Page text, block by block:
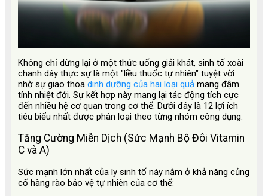
Không chỉ dừng lại ở một thức uống giải khát, sinh tố xoài
chanh dây thực sự là một "liều thuốc tự nhiên" tuyệt vời
nhờ sự giao thoa dinh dưỡng của hai loại quả mang đậm
tính nhiệt đới. Sự kết hợp này mang lại tác động tích cực
đến nhiều hệ cơ quan trong cơ thể. Dưới đây là 12 lợi ích
tiêu biểu nhất được phân loại theo từng nhóm công dụng.
Tăng Cường Miễn Dịch (Sức Mạnh Bộ Đôi Vitamin
C và A)
Sức mạnh lớn nhất của ly sinh tố này nằm ở khả năng củng
cố hàng rào bảo vệ tự nhiên của cơ thể: